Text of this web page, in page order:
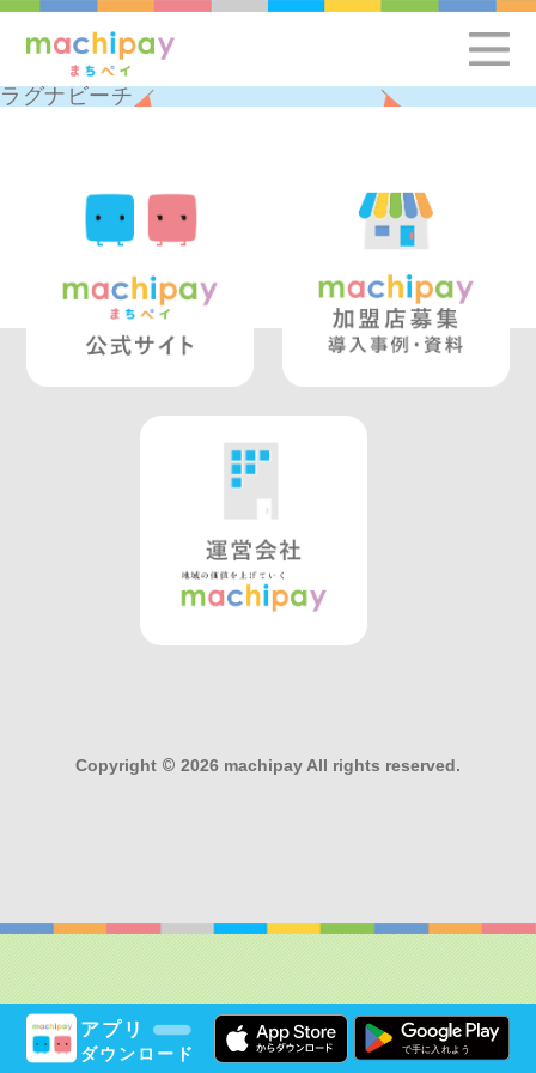
アプリ
ダウンロード
ラグナビーチ
Copyright © 2026 machipay All rights reserved.